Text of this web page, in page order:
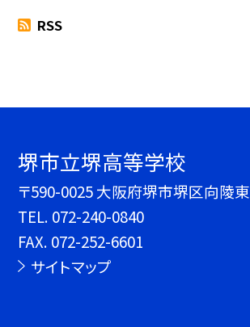
RSS
堺市立堺高等学校
〒590-0025 大阪府堺市堺区向陵
TEL. 072-240-0840
FAX. 072-252-6601
サイトマップ